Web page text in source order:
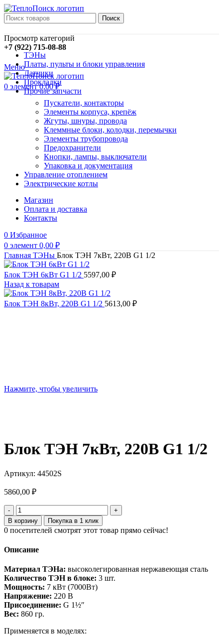
Поиск
+7 (922) 715-08-88
Меню
0 элемент 0,00₽
Просмотр категорий
ТЭНы
Платы, пульты и блоки управления
Датчики
Прокладки
Прочие запчасти
Пускатели, контакторы
Элементы корпуса, крепёж
Жгуты, шнуры, провода
Клеммные блоки, колодки, перемычки
Элементы трубопровода
Предохранители
Кнопки, лампы, выключатели
Упаковка и документация
Управление отоплением
Электрические котлы
Магазин
Оплата и доставка
Контакты
0 Избранное
0 элемент 0,00 ₽
Главная ТЭНы Блок ТЭН 7кВт, 220В G1 1/2
Блок ТЭН 6кВт G1 1/2 5597,00 ₽
Назад к товарам
Блок ТЭН 8кВт, 220В G1 1/2 5613,00 ₽
Нажмите, чтобы увеличить
Блок ТЭН 7кВт, 220В G1 1/2
Артикул: 44502S
5860,00 ₽
Количество
товара
Блок
ТЭН
220В
1/2
В корзину Покупка в 1 клик
0 посетителей смотрят этот товар прямо сейчас!
Описание
Материал ТЭНа: высоколегированная нержавеющая сталь
Количество ТЭН в блоке: 3 шт.
Мощность: 7 кВт (7000Вт)
Напряжение: 220 В
Присоединение: G 1½″
Вес: 860 гр.
Применяется в моделях: